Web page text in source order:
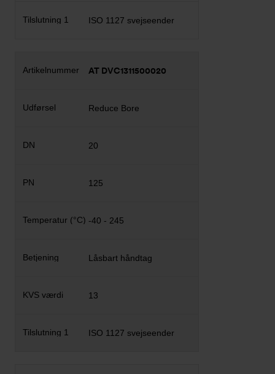
ISO 1127 svejseender
AT DVC1311500020
Reduce Bore
20
125
-40 - 245
Låsbart håndtag
13
ISO 1127 svejseender